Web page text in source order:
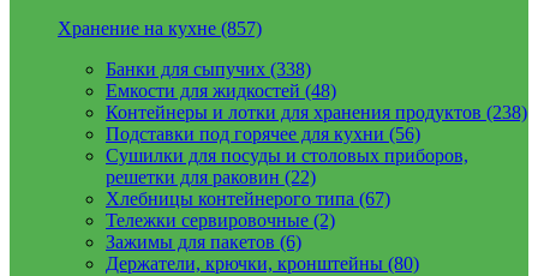
Хранение на кухне (857)
Банки для сыпучих (338)
Емкости для жидкостей (48)
Контейнеры и лотки для хранения продуктов (238)
Подставки под горячее для кухни (56)
Сушилки для посуды и столовых приборов,
решетки для раковин (22)
Хлебницы контейнерого типа (67)
Тележки сервировочные (2)
Зажимы для пакетов (6)
Держатели, крючки, кронштейны (80)